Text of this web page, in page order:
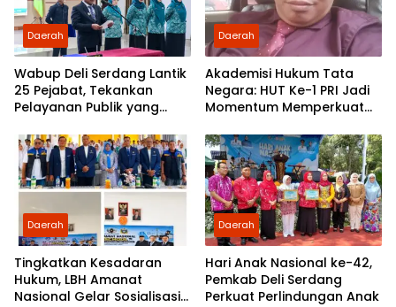
Daerah
Wabup Deli Serdang Lantik
25 Pejabat, Tekankan
Pelayanan Publik yang
Daerah
Akademisi Hukum Tata
Negara: HUT Ke-1 PRI Jadi
Momentum Memperkuat
Pengabdian kepada
Rakyat
Daerah
Tingkatkan Kesadaran
Hukum, LBH Amanat
Nasional Gelar Sosialisasi
Daerah
Hari Anak Nasional ke-42,
Pemkab Deli Serdang
Perkuat Perlindungan Anak